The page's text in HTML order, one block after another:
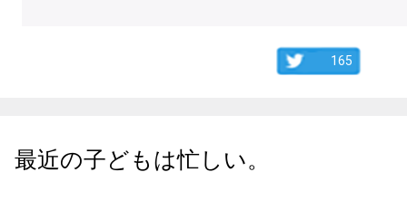
165
最近の子どもは忙しい。